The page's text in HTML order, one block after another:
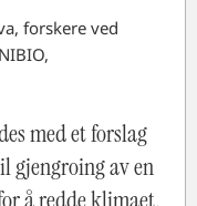
forskere ved
med et forslag
gjengroing av en